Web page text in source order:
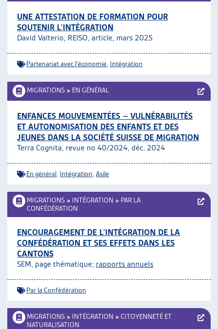
UNE ATTESTATION DE FORMATION POUR
SOUTENIR L’INTÉGRATION
David Valterio, REISO, article, mars 2025
Partenariat avec l'économie Intégration
MIGRATIONS » EN GÉNÉRAL
ENFANCES MOUVEMENTÉES – VULNÉRABILITÉS
ET AUTONOMISATION DES ENFANTS ET DES
JEUNES DANS LA SOCIÉTÉ SUISSE DE MIGRATION
Terra Cognita, revue no 40/2024, déc. 2024
En général Intégration Asile
MIGRATIONS » INTÉGRATION » PAR LA
CONFÉDÉRATION
ENCOURAGEMENT DE L’INTÉGRATION DE LA
CONFÉDÉRATION ET SES EFFETS DANS LES
CANTONS
SEM, page thématique; rapports annuels
Par la Confédération
MIGRATIONS » INTÉGRATION » CITOYENNETÉ ET
NATURALISATION